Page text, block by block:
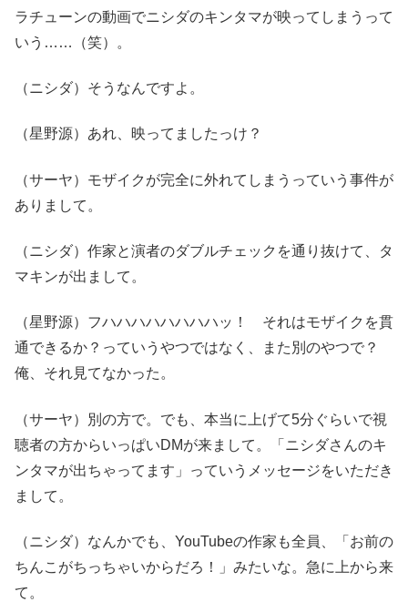
ラチューンの動画でニシダのキンタマが映ってしまうって
いう……（笑）。
（ニシダ）そうなんですよ。
（星野源）あれ、映ってましたっけ？
（サーヤ）モザイクが完全に外れてしまうっていう事件が
ありまして。
（ニシダ）作家と演者のダブルチェックを通り抜けて、タ
マキンが出まして。
（星野源）フハハハハハハハハッ！ それはモザイクを貫
通できるか？っていうやつではなく、また別のやつで？
俺、それ見てなかった。
（サーヤ）別の方で。でも、本当に上げて5分ぐらいで視
聴者の方からいっぱいDMが来まして。「ニシダさんのキ
ンタマが出ちゃってます」っていうメッセージをいただき
まして。
（ニシダ）なんかでも、YouTubeの作家も全員、「お前の
ちんこがちっちゃいからだろ！」みたいな。急に上から来
て。